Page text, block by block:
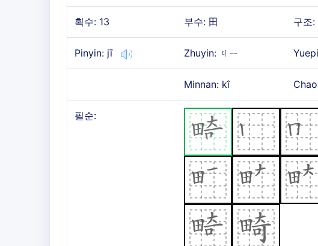
획수: 13 부수: 田 구조:
Pinyin: jī Zhuyin: ㄐㄧ
Minnan: kî
필순: